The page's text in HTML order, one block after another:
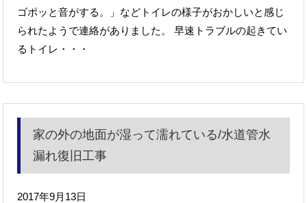
ゴポッと音がする。」などトイレの様子がおかしいと感じ
られたようで連絡がありました。 早速トラブルの起きてい
るトイレ・・・
家の外の地面が湿って濡れている/水道管水
漏れ復旧工事
2017年9月13日